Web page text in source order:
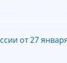
от 27